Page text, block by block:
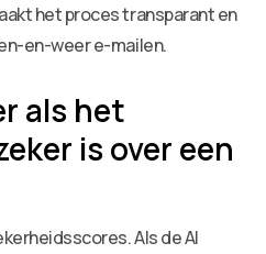
het proces transparant en
en-weer e-mailen.
als het
is over een
Als de AI